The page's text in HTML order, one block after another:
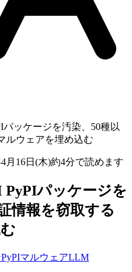
パッケージを汚染、50種以
ルウェアを埋め込む
月16日(木)約4分で読めます
PyPIパッケージを
情報を窃取する
PyPIマルウェアLLM